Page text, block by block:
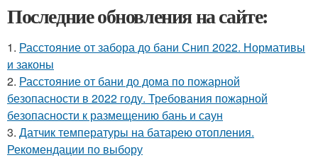
Последние обновления на сайте:
1. Расстояние от забора до бани Снип 2022. Нормативы
и законы
2. Расстояние от бани до дома по пожарной
безопасности в 2022 году. Требования пожарной
безопасности к размещению бань и саун
3. Датчик температуры на батарею отопления.
Рекомендации по выбору